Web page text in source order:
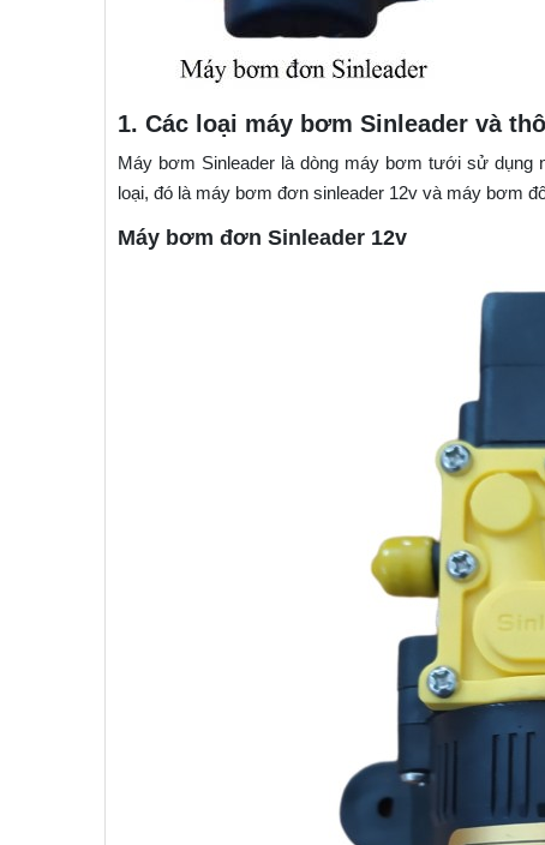
1. Các loại máy bơm Sinleader và
Máy bơm Sinleader là dòng máy bơm tưới sử dụng
loại, đó là máy bơm đơn sinleader 12v và máy bơm
Máy bơm đơn Sinleader 12v